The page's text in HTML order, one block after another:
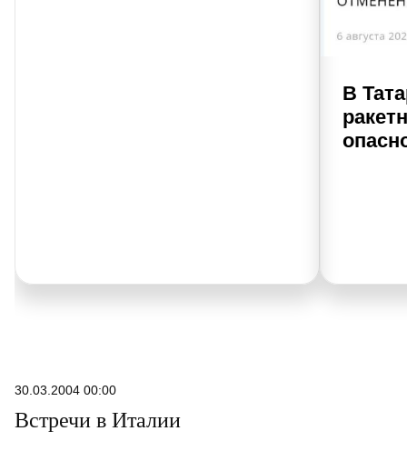
В
30.03.2004 00:00
Встречи в Италии